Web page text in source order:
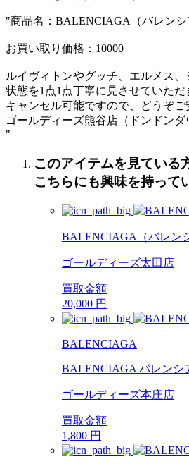
"商品名：BALENCIAGA（バレンシ
お買い取り価格：10000
ルイヴィトンやグッチ、エルメス
状態を1点1点丁寧に見させていた
キャンセル可能ですので、どうぞ
ゴールディーズ熊谷店（ドンドンダ
"
このアイテムを見ている
こちらにも興味を持って
BALENCIAGA（バレン
ゴールディーズ太田店
買取金額
20,000 円
BALENCIAGA
BALENCIAGA バレンシ
ゴールディーズ本庄店
買取金額
1,800 円